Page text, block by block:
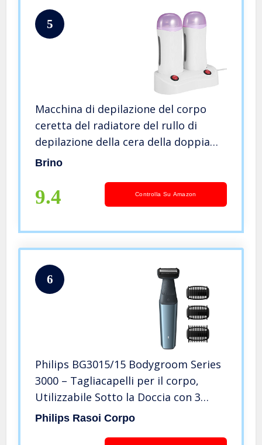
5
Macchina di depilazione del corpo
ceretta del radiatore del rullo di
depilazione della cera della doppia
cartuccia
Brino
9.4 Controlla Su Amazon
6
Philips BG3015/15 Bodygroom Series
3000 – Tagliacapelli per il corpo,
Utilizzabile Sotto la Doccia con 3
Pettini Rifinitori
Philips Rasoi Corpo